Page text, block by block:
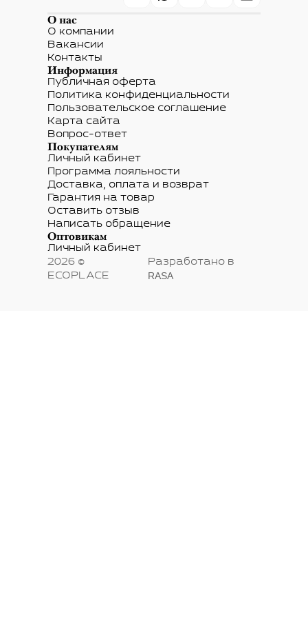
О нас
О компании
Вакансии
Контакты
Информация
Публичная оферта
Политика конфиденциальности
Пользовательское соглашение
Карта сайта
Вопрос-ответ
Покупателям
Личный кабинет
Программа лояльности
Доставка, оплата и возврат
Гарантия на товар
Оставить отзыв
Написать обращение
Оптовикам
Личный кабинет
2026 ©
ECOPLACE
Разработано в
RASA